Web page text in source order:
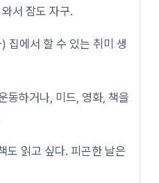
서 잠도 자구.
에서 할 수 있는 취미 생
하거나, 미드, 영화, 책을
읽고 싶다. 피곤한 날은